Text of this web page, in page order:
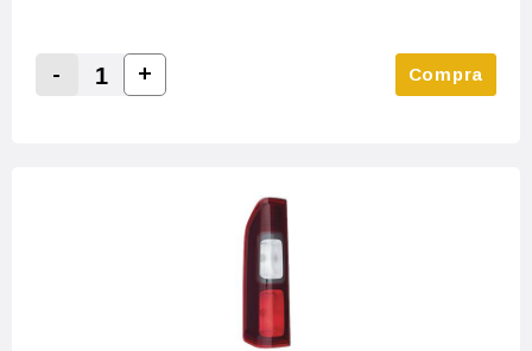
Decrease Quantity:
-
Increase Quantity:
+ Compra